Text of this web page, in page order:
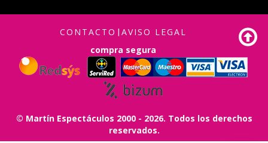
CONTACTO | AVISO LEGAL
compra segura
© Martín Espectáculos 2000 - 2026. Todos los derechos
reservados.